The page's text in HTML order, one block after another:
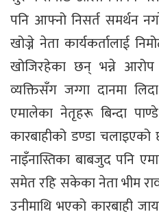
पनि आफ्नो निसर्त समर्थन
खोज्ने नेता कार्यकर्तालाई
खोजिरहेका छन् भन्ने
व्यक्तिसँग जग्गा दानमा
एमालेका नेतृहरू बिन्दा
कारबाहीको डण्डा
नाइँनास्तिका बाबजुद पनि
समेत रहि सकेका नेता भीम
उनीमाथि भएको कारबाही